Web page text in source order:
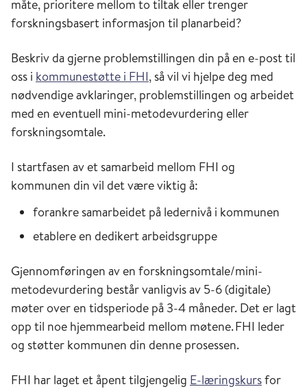
måte, prioritere mellom to tiltak eller trenger
forskningsbasert informasjon til planarbeid?
Beskriv da gjerne problemstillingen din på en e-post til
oss i kommunestøtte i FHI, så vil vi hjelpe deg med
nødvendige avklaringer, problemstillingen og arbeidet
med en eventuell mini-metodevurdering eller
forskningsomtale.
I startfasen av et samarbeid mellom FHI og
kommunen din vil det være viktig å:
forankre samarbeidet på ledernivå i kommunen
etablere en dedikert arbeidsgruppe
Gjennomføringen av en forskningsomtale/mini-
metodevurdering består vanligvis av 5-6 (digitale)
møter over en tidsperiode på 3-4 måneder. Det er lagt
opp til noe hjemmearbeid mellom møtene.FHI leder
og støtter kommunen din denne prosessen.
FHI har laget et åpent tilgjengelig E-læringskursfor